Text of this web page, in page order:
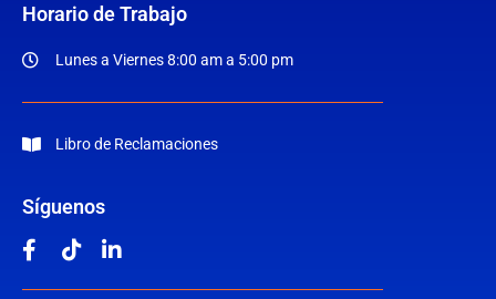
Horario de Trabajo
Lunes a Viernes 8:00 am a 5:00 pm
Libro de Reclamaciones
Síguenos